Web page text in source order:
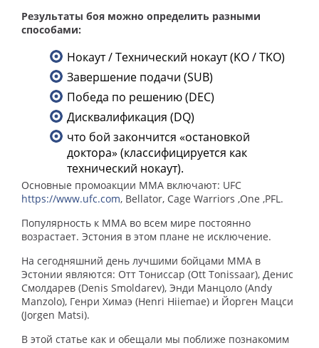
Результаты боя можно определить разными
способами:
Нокаут / Технический нокаут (KO / TKO)
Завершение подачи (SUB)
Победа по решению (DEC)
Дисквалификация (DQ)
что бой закончится «остановкой
доктора» (классифицируется как
технический нокаут).
Основные промоакции ММА включают: UFC
https://www.ufc.com, Bellator, Cage Warriors ,One ,PFL.
Популярность к MMA во всем мире постоянно
возрастает. Эстония в этом плане не исключение.
На сегодняшний день лучшими бойцами MMA в
Эстонии являются: Отт Тониссар (Ott Tonissaar), Денис
Смолдарев (Denis Smoldarev), Энди Манцоло (Andy
Manzolo), Генри Химаэ (Henri Hiiemae) и Йорген Мацси
(Jorgen Matsi).
В этой статье как и обещали мы поближе познакомим